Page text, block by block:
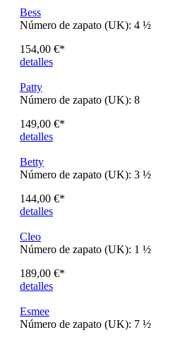
Amy
Número de zapato (UK):
149,00 €*
detalles